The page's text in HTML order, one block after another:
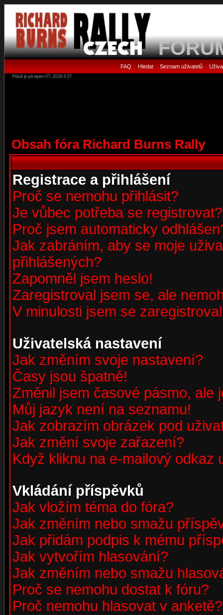
FAQ • Hledat• Seznam uživatelů•
Právě je pá srpen 07, 2026 4:37
Obsah fóra Richard Burns Rally
Registrace a přihlášení
Proč se nemohu přihlásit?
Je vůbec potřeba se registrovat?
Proč jsem automaticky
Jak zabráním, aby se moje
přihlášených?
Zapomněl jsem heslo!
Zaregistroval jsem se, ale
V minulosti jsem se
Uživatelská nastavení
Jak změním svoje nastavení?
Časy jsou špatně!
Změnil jsem časové pásmo, ale
Můj jazyk není na seznamu!
Jak zobrazím obrázek pod
Jak změní svoje zařazení?
Když kliknu na e-mailový odkaz
Vkládání příspěvků
Jak vložím téma do fóra?
Jak změním nebo smažu
Jak přidám podpis k mému
Jak vytvořím hlasování?
Jak změním nebo smažu
Proč se nemohu dostat k fóru?
Proč nemohu hlasovat v anketě?